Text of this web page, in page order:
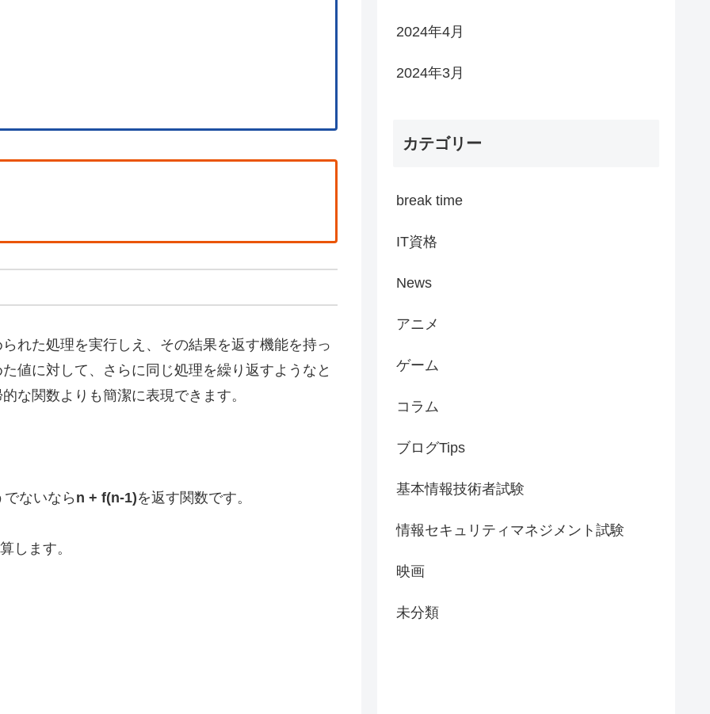
れた処理を実行しえ、その結果を返す機能を持っ
値に対して、さらに同じ処理を繰り返すようなと
な関数よりも簡潔に表現できます。
ないなら n + f(n-1)を返す関数です。
します。
2024年4月
2024年3月
カテゴリー
break time
IT資格
News
アニメ
ゲーム
コラム
ブログTips
基本情報技術者試験
情報セキュリティマネジメント試験
映画
未分類